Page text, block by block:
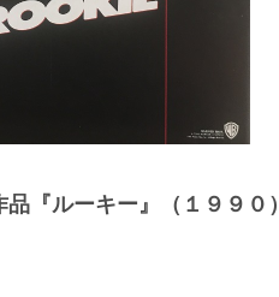
『ルーキー』（１９９０）